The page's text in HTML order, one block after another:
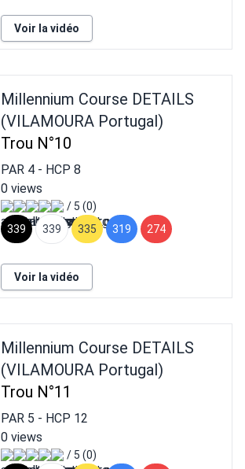
Voir la vidéo
Millennium Course DETAILS
(VILAMOURA Portugal)
Trou N°10
PAR 4- HCP 8
0 views
/ 5 (0)
339
339 335 319 274
Voir la vidéo
Millennium Course DETAILS
(VILAMOURA Portugal)
Trou N°11
PAR 5 - HCP 12
0 views
/ 5 (0)